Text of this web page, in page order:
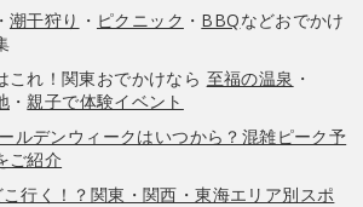
・ 潮干狩り ・ ピクニック ・ BBQなどおでかけ
これ！関東おでかけなら 至福の温泉 ・
・親子で体験イベント
ルデンウィークはいつから？混雑ピーク予
ご紹介
行く！？関東・関西・東海エリア別スポ